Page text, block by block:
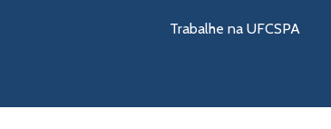
Trabalhe na UFCSPA